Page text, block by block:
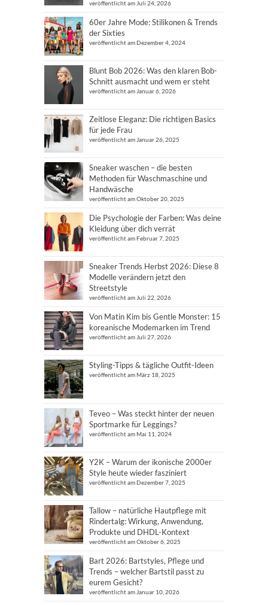
veröffentlicht am Juli 24, 2026
60er Jahre Mode: Stilikonen & Trends
der Sixties
veröffentlicht am Dezember 4, 2024
Blunt Bob 2026: Was den klaren Bob-
Schnitt ausmacht und wem er steht
veröffentlicht am Januar 6, 2026
Zeitlose Eleganz: Die richtigen Basics
für jede Frau
veröffentlicht am Januar 26, 2025
Sneaker waschen – die besten
Methoden für Waschmaschine und
Handwäsche
veröffentlicht am Oktober 20, 2025
Die Psychologie der Farben: Was deine
Kleidung über dich verrät
veröffentlicht am Februar 7, 2025
Sneaker Trends Herbst 2026: Diese 8
Modelle verändern jetzt den
Streetstyle
veröffentlicht am Juli 22, 2026
Von Matin Kim bis Gentle Monster: 15
koreanische Modemarken im Trend
veröffentlicht am Juli 27, 2026
Styling-Tipps & tägliche Outfit-Ideen
veröffentlicht am März 18, 2025
Teveo – Was steckt hinter der neuen
Sportmarke für Leggings?
veröffentlicht am Mai 11, 2024
Y2K – Warum der ikonische 2000er
Style heute wieder fasziniert
veröffentlicht am Dezember 7, 2025
Tallow – natürliche Hautpflege mit
Rindertalg: Wirkung, Anwendung,
Produkte und DHDL-Kontext
veröffentlicht am Oktober 6, 2025
Bart 2026: Bartstyles, Pflege und
Trends – welcher Bartstil passt zu
eurem Gesicht?
veröffentlicht am Januar 10, 2026